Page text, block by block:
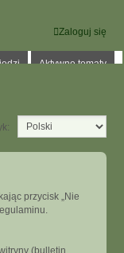
Zaloguj się
Aktywne tematy
przycisk „Nie
(bulletin